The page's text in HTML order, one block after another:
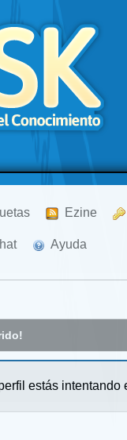
Ezine
Ayuda
estás intentando